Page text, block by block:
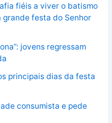
fiéis a viver o batismo
festa do Senhor
jovens regressam
principais dias da festa
consumista e pede